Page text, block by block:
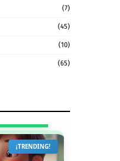
(7)
(45)
(10)
(65)
¡TRENDING!
¡TRENDING!